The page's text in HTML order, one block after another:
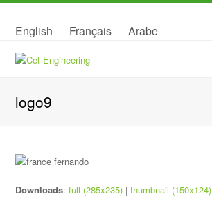
English Français Arabe
logo9
Downloads:full (285x235) |thumbnail (150x124)